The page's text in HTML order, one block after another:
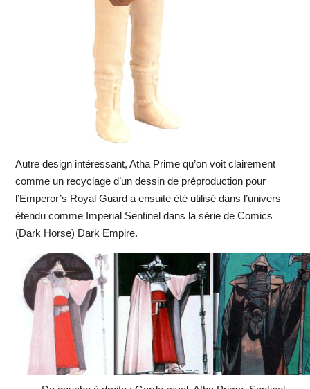
Autre design intéressant, Atha Prime qu’on voit clairement
comme un recyclage d’un dessin de préproduction pour
l’Emperor’s Royal Guard a ensuite été utilisé dans l’univers
étendu comme Imperial Sentinel dans la série de Comics
(Dark Horse) Dark Empire.